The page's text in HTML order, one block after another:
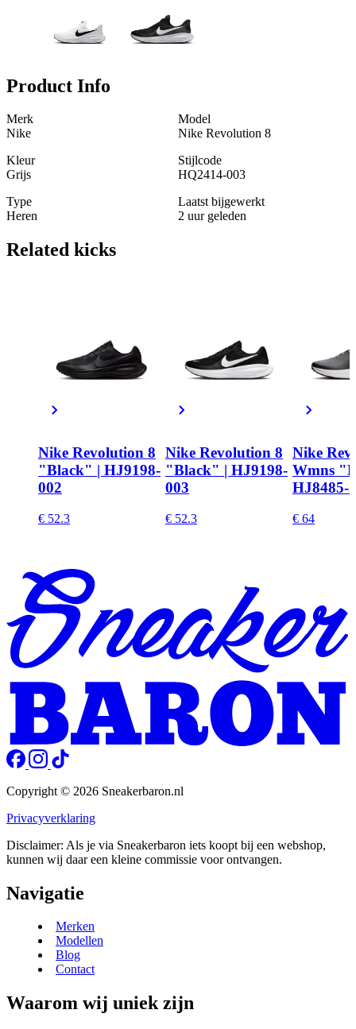
Product Info
Merk
Nike
Model
Nike Revolution 8
Kleur
Grijs
Stijlcode
HQ2414-003
Type
Heren
Laatst bijgewerkt
2 uur geleden
Related kicks
Nike Revolution 8
"Black" | HJ9198-
002
€ 52.3
Nike Revolution 8
"Black" | HJ9198-
003
€ 52.3
Nike
Wmns
HJ8485-
€ 64
Copyright © 2026 Sneakerbaron.nl
Privacyverklaring
Disclaimer: Als je via Sneakerbaron iets koopt bij een webshop,
kunnen wij daar een kleine commissie voor ontvangen.
Navigatie
Merken
Modellen
Blog
Contact
Waarom wij uniek zijn